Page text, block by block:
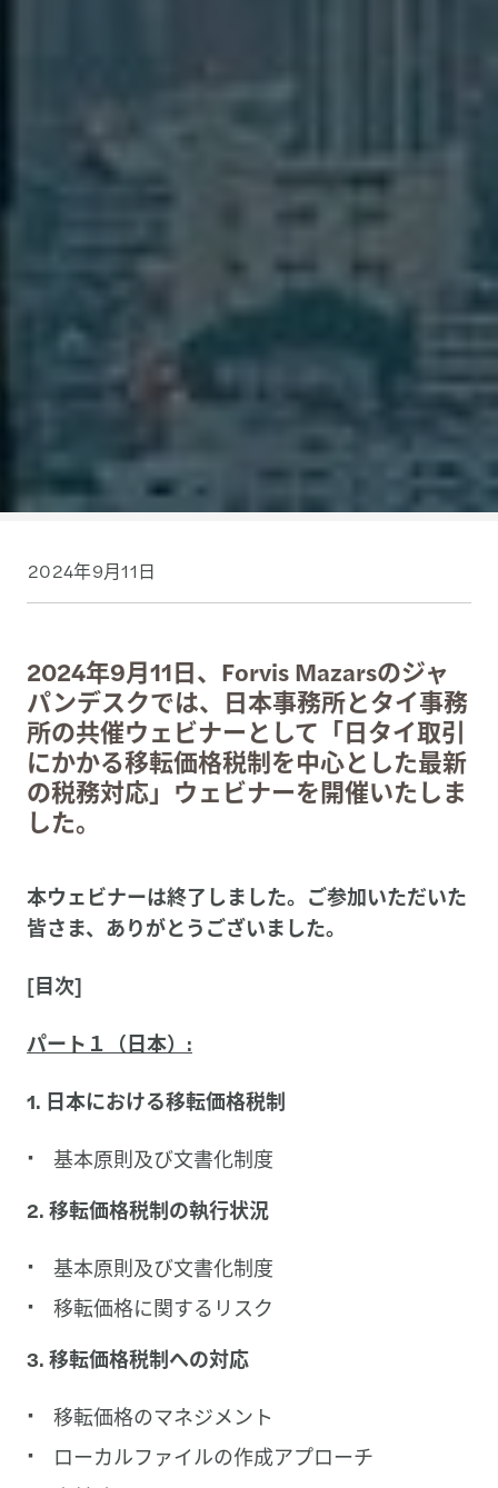
2024年9月11日
2024年9月11日、Forvis Mazarsのジャ
パンデスクでは、日本事務所とタイ事務
所の共催ウェビナーとして「日タイ取引
にかかる移転価格税制を中心とした最新
の税務対応」ウェビナーを開催いたしま
した。
本ウェビナーは終了しました。ご参加いただいた
皆さま、ありがとうございました。
[目次]
パート１（日本）:
1. 日本における移転価格税制
基本原則及び文書化制度
2. 移転価格税制の執行状況
基本原則及び文書化制度
移転価格に関するリスク
3. 移転価格税制への対応
移転価格のマネジメント
ローカルファイルの作成アプローチ